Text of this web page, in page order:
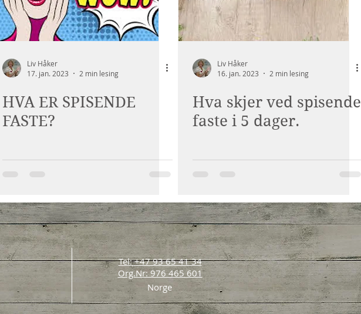
Liv Håker
17. jan. 2023
2 min lesing
HVA ER SPISENDE
FASTE?
Liv Håker
16. jan. 2023
2 min lesing
Hva skjer ved spisende
faste i 5 dager.
Tel: +47 93 65 41 34
Org.Nr: 976 465 601
Norge